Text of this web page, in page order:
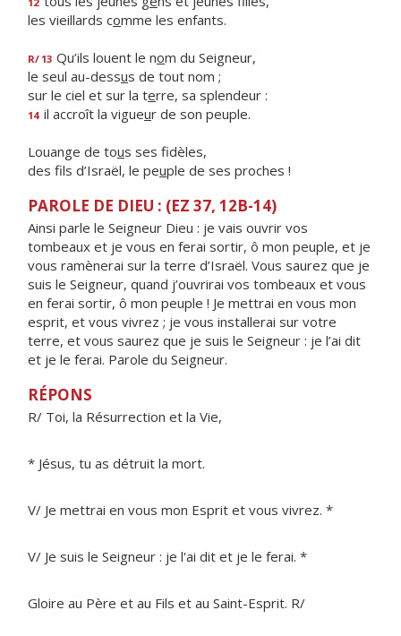
les vieillards comme les enfants.
R/ 13 Qu’ils louent le nom du Seigneur,
le seul au-dessus de tout nom ;
sur le ciel et sur la terre, sa splendeur :
14 il accroît la vigueur de son peuple.
Louange de tous ses fidèles,
des fils d’Israël, le peuple de ses proches !
PAROLE DE DIEU : (EZ 37, 12B-14)
Ainsi parle le Seigneur Dieu : je vais ouvrir vos
tombeaux et je vous en ferai sortir, ô mon peuple, et je
vous ramènerai sur la terre d’Israël. Vous saurez que je
suis le Seigneur, quand j’ouvrirai vos tombeaux et vous
en ferai sortir, ô mon peuple ! Je mettrai en vous mon
esprit, et vous vivrez ; je vous installerai sur votre
terre, et vous saurez que je suis le Seigneur : je l’ai dit
et je le ferai. Parole du Seigneur.
RÉPONS
R/ Toi, la Résurrection et la Vie,
* Jésus, tu as détruit la mort.
V/ Je mettrai en vous mon Esprit et vous vivrez. *
V/ Je suis le Seigneur : je l'ai dit et je le ferai. *
Gloire au Père et au Fils et au Saint-Esprit. R/